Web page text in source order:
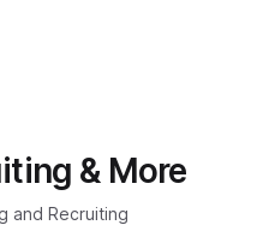
& More
and Recruiting